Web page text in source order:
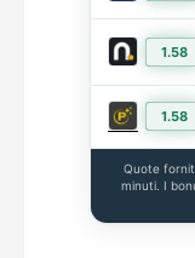
1.58
1.58
Quote
minuti. I